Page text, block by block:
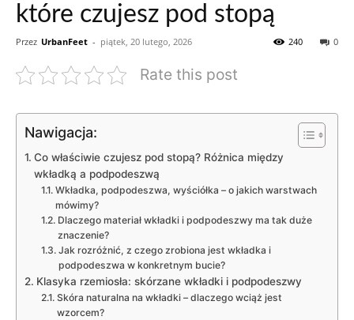
które czujesz pod stopą
Przez UrbanFeet - piątek, 20 lutego, 2026 0
240
Rate this post
Nawigacja:
Co właściwie czujesz pod stopą? Różnica między
wkładką a podpodeszwą
Wkładka, podpodeszwa, wyściółka – o jakich warstwach
mówimy?
Dlaczego materiał wkładki i podpodeszwy ma tak duże
znaczenie?
Jak rozróżnić, z czego zrobiona jest wkładka i
podpodeszwa w konkretnym bucie?
Klasyka rzemiosła: skórzane wkładki i podpodeszwy
Skóra naturalna na wkładki – dlaczego wciąż jest
wzorcem?